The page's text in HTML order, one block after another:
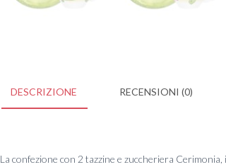
DESCRIZIONE RECENSIONI (0)
La confezione con 2 tazzine e zuccheriera